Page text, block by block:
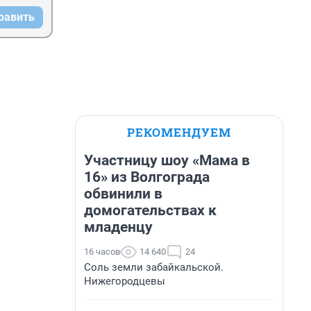
РЕКОМЕНДУЕМ
Участницу шоу «Мама в
16» из Волгограда
обвинили в
домогательствах к
младенцу
16 часов 14 640 24
Соль земли забайкальской.
Нижегородцевы